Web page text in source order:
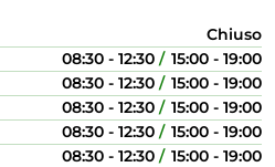
Chiuso
08:30 - 12:30
15:00 - 19:00
08:30 - 12:30
15:00 - 19:00
08:30 - 12:30
15:00 - 19:00
08:30 - 12:30
15:00 - 19:00
08:30 - 12:30
15:00 - 19:00